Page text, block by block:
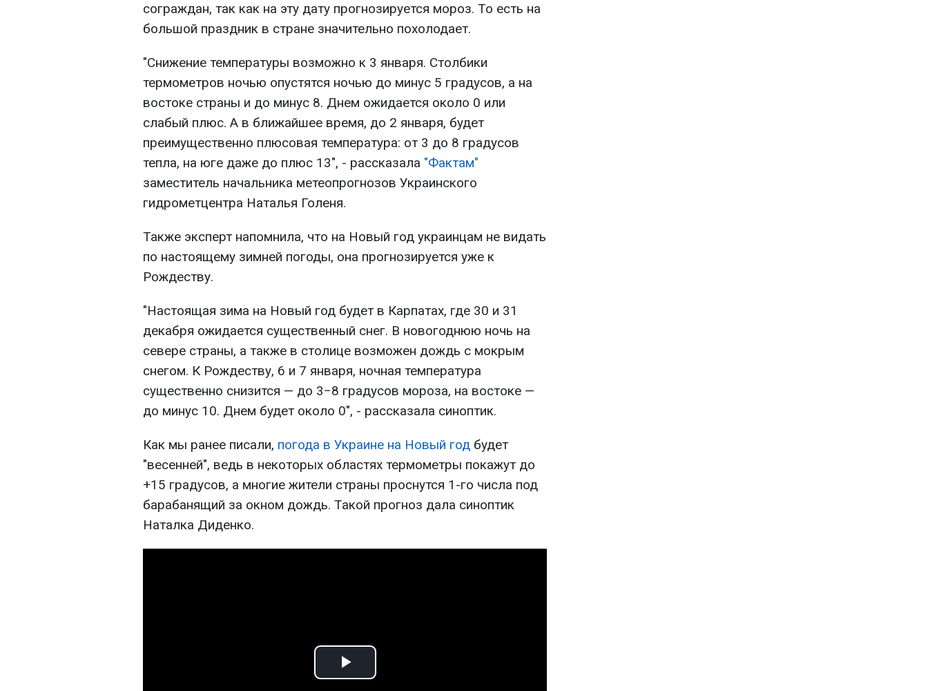
сограждан, так как на эту дату прогнозируется мороз. То есть на
большой праздник в стране значительно похолодает.
"Снижение температуры возможно к 3 января. Столбики
термометров ночью опустятся ночью до минус 5 градусов, а на
востоке страны и до минус 8. Днем ожидается около 0 или
слабый плюс. А в ближайшее время, до 2 января, будет
преимущественно плюсовая температура: от 3 до 8 градусов
тепла, на юге даже до плюс 13", - рассказала "Фактам"
заместитель начальника метеопрогнозов Украинского
гидрометцентра Наталья Голеня.
Также эксперт напомнила, что на Новый год украинцам не видать
по настоящему зимней погоды, она прогнозируется уже к
Рождеству.
"Настоящая зима на Новый год будет в Карпатах, где 30 и 31
декабря ожидается существенный снег. В новогоднюю ночь на
севере страны, а также в столице возможен дождь с мокрым
снегом. К Рождеству, 6 и 7 января, ночная температура
существенно снизится — до 3−8 градусов мороза, на востоке —
до минус 10. Днем будет около 0", - рассказала синоптик.
Как мы ранее писали, погода в Украине на Новый год будет
"весенней", ведь в некоторых областях термометры покажут до
+15 градусов, а многие жители страны проснутся 1-го числа под
барабанящий за окном дождь. Такой прогноз дала синоптик
Наталка Диденко.
Play